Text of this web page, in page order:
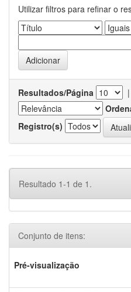
Utilizar filtros para refinar o
Resultados/Página |
Registro(s)
Resultado 1-1 de 1.
Conjunto de itens:
Pré-visualização